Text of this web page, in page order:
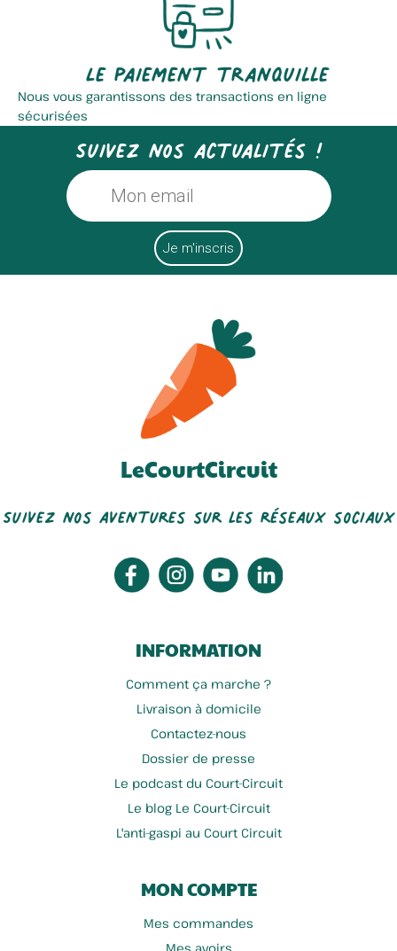
Coopérative Collectif Le...
Verger Terroir Du Nord La Gaufre Des Monts
La P'tite Liqueur Poétique
Le paiement tranquille
Nous vous garantissons des transactions en ligne
sécurisées
Suivez nos actualités !
LeCourtCircuit
Suivez nos aventures sur les réseaux sociaux
INFORMATION
Comment ça marche ?
Livraison à domicile
Contactez-nous
Dossier de presse
Le podcast du Court-Circuit
Le blog Le Court-Circuit
L'anti-gaspi au Court Circuit
MON COMPTE
Mes commandes
Mes avoirs